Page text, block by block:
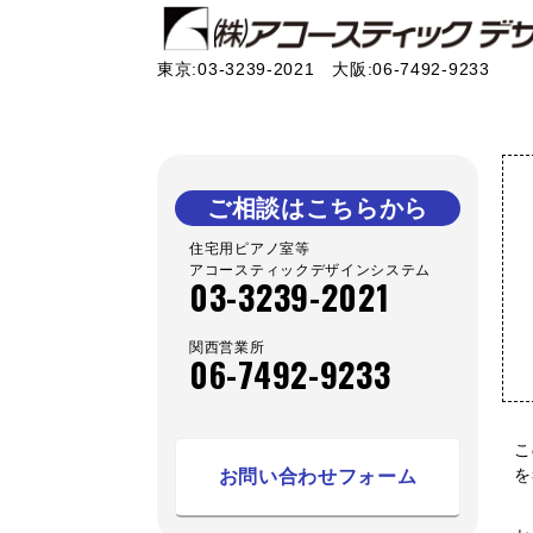
東京:03-3239-2021 大阪:06-7492-9233
ご相談はこちらから
住宅用ピアノ室等
アコースティックデザインシステム
03-3239-2021
関西営業所
06-7492-9233
お問い合わせフォーム